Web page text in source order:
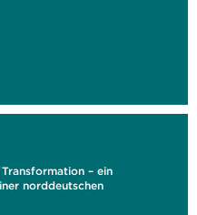
– ein
norddeutschen